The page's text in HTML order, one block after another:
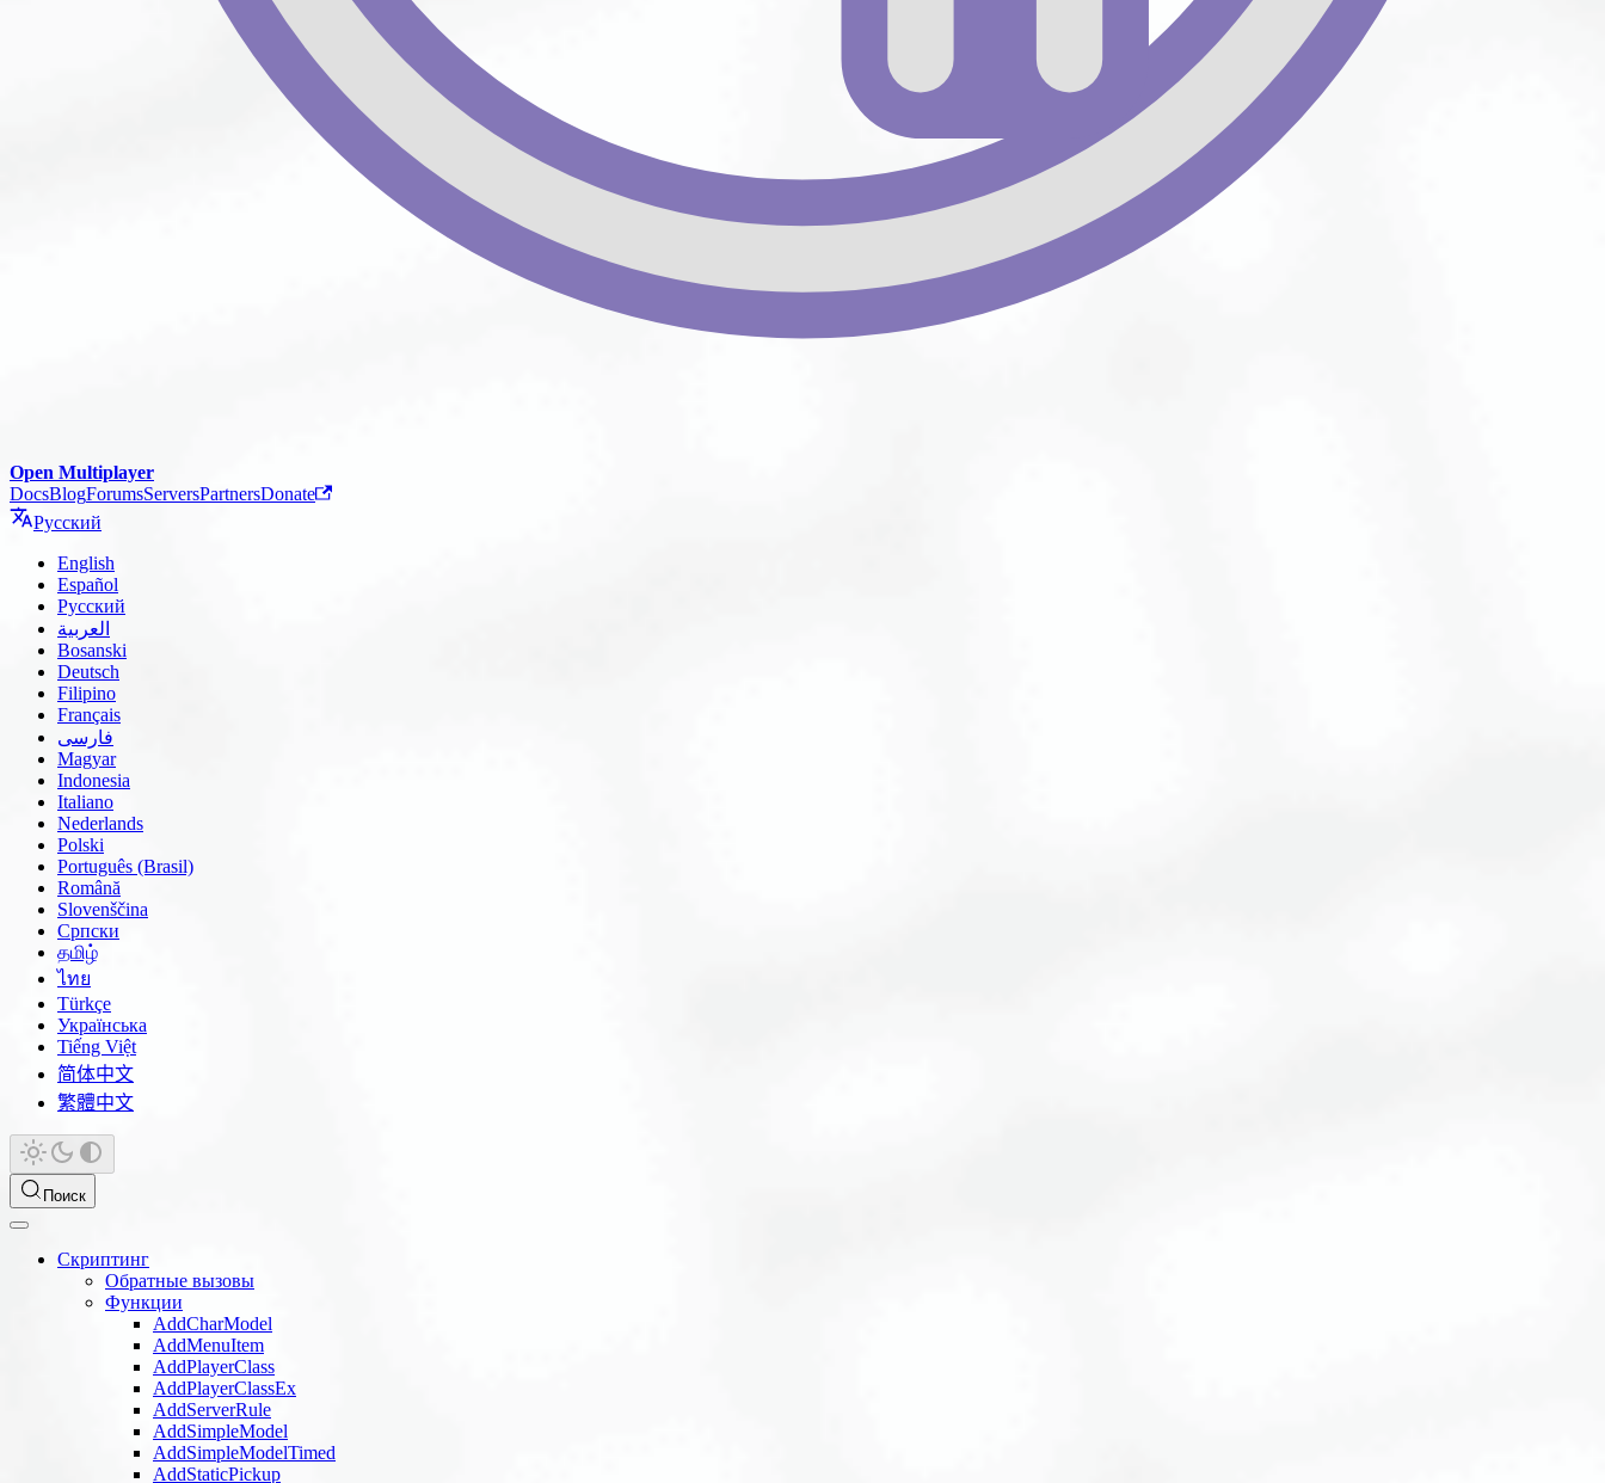
Open Multiplayer
DocsBlogForumsServersPartnersDonate
Русский
English
Español
Русский
العربية
Bosanski
Deutsch
Filipino
Français
فارسی
Magyar
Indonesia
Italiano
Nederlands
Polski
Português (Brasil)
Română
Slovenščina
Српски
தமிழ்
ไทย
Türkçe
Українська
Tiếng Việt
简体中文
繁體中文
Поиск
Скриптинг
Обратные вызовы
Функции
AddCharModel
AddMenuItem
AddPlayerClass
AddPlayerClassEx
AddServerRule
AddSimpleModel
AddSimpleModelTimed
AddStaticPickup